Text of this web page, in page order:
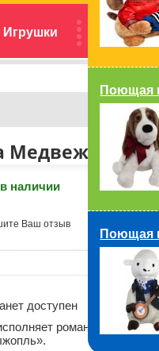
Игрушки
наличии
Ваш отзыв
доступен
романтическую
Поющая
Поющая